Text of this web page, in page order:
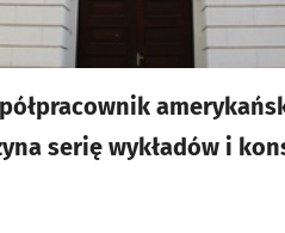
serię wykładów i